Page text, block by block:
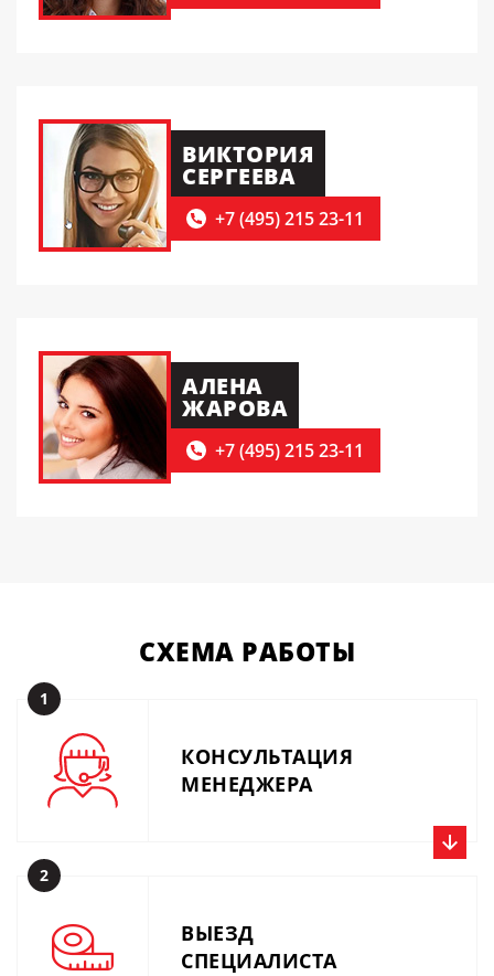
ВИКТОРИЯ
СЕРГЕЕВА
+7 (495) 215 23-11
АЛЕНА
ЖАРОВА
+7 (495) 215 23-11
СХЕМА РАБОТЫ
1
КОНСУЛЬТАЦИЯ
МЕНЕДЖЕРА
Позвоните нам прямо сейчас, получите консультацию
производству на почту 01@metalius.ru.
2
ВЫЕЗД
СПЕЦИАЛИСТА